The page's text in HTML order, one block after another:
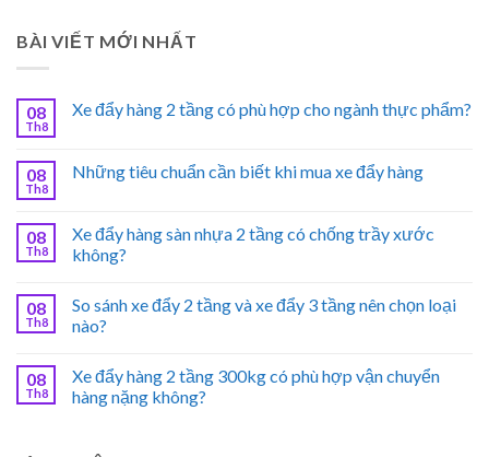
BÀI VIẾT MỚI NHẤT
08
Th8
Xe đẩy hàng 2 tầng có phù hợp cho ngành thực phẩm?
08
Th8
Những tiêu chuẩn cần biết khi mua xe đẩy hàng
08
Th8
Xe đẩy hàng sàn nhựa 2 tầng có chống trầy xước
không?
08
Th8
So sánh xe đẩy 2 tầng và xe đẩy 3 tầng nên chọn loại
nào?
08
Th8
Xe đẩy hàng 2 tầng 300kg có phù hợp vận chuyển
hàng nặng không?